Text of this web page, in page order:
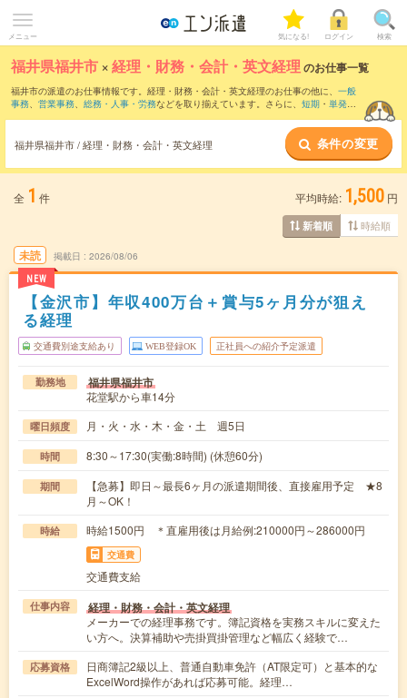
メニュー 気になる! ログイン 検索
福井県福井市 ×経理・財務・会計・英文経理 のお仕事一覧
福井市の派遣のお仕事情報です。経理・財務・会計・英文経理のお仕事の他に、 一般
事務、 営業事務、 総務・人事・労務などを取り揃えています。さらに、 短期 ・ 単発な
福井県福井市 / 経理・財務・会計・英文経理 条件の変更
全 1 件 平均時給: 1,500 円
新着順 時給順
未読
NEW
掲載日 2026/08/06
【金沢市】年収400万台＋賞与5ヶ月分が狙え
る経理
交通費別途支給あり WEB登録OK 正社員への紹介予定派遣
勤務地 福井県福井市
花堂駅から車14分
曜日頻度 月・火・水・木・金・土 週5日
時間 8:30～17:30(実働:8時間) (休憩60分)
期間
【急募】即日～最長6ヶ月の派遣期間後、直接雇用予定 ★8
月～OK！
時給 時給1500円 ＊直雇用後は月給例:210000円～286000円
交通費
交通費支給
仕事内容 経理・財務・会計・英文経理
メーカーでの経理事務です。簿記資格を実務スキルに変えた
い方へ。決算補助や売掛買掛管理など幅広く経験で…
応募資格
日商簿記2級以上、普通自動車免許（AT限定可）と基本的な
ExcelWord操作があれば応募可能。経理…